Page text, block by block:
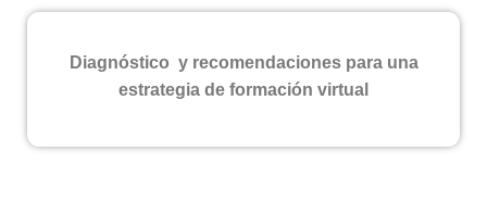
Diagnóstico y recomendaciones para una
estrategia de formación virtual